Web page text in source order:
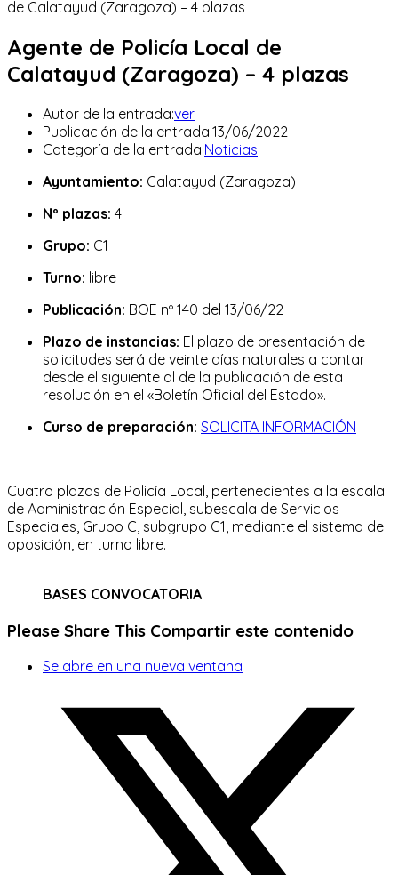
Agente de Policía Local de
Calatayud (Zaragoza) – 4 plazas
Autor de la entrada:ver
Publicación de la entrada:13/06/2022
Categoría de la entrada:Noticias
Ayuntamiento: Calatayud (Zaragoza)
Nº plazas: 4
Grupo: C1
Turno: libre
Publicación: BOE nº 140 del 13/06/22
Plazo de instancias: El plazo de presentación de
solicitudes será de veinte días naturales a contar
desde el siguiente al de la publicación de esta
resolución en el «Boletín Oficial del Estado».
Curso de preparación: SOLICITA INFORMACIÓN
Cuatro plazas de Policía Local, pertenecientes a la escala
de Administración Especial, subescala de Servicios
Especiales, Grupo C, subgrupo C1, mediante el sistema de
oposición, en turno libre.
BASES CONVOCATORIA
Please Share This Compartir este contenido
Se abre en una nueva ventana